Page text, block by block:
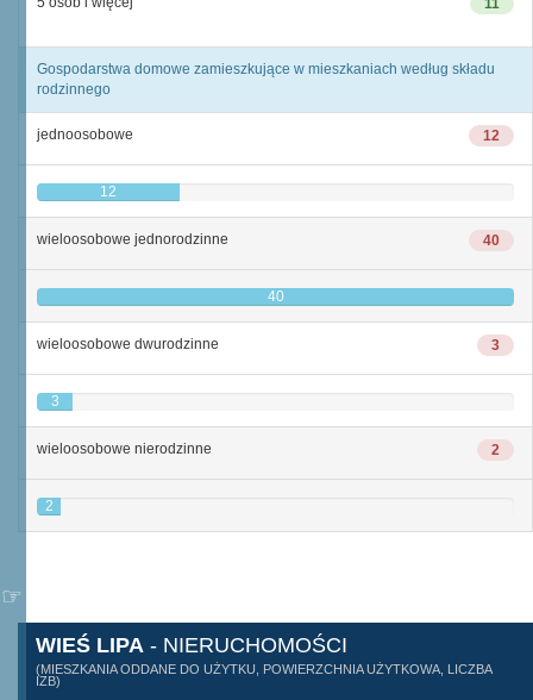
11
Gospodarstwa domowe zamieszkujące w mieszkaniach według składu
rodzinnego
12
jednoosobowe
12
40
wieloosobowe jednorodzinne
40
3
wieloosobowe dwurodzinne
3
2
wieloosobowe nierodzinne
2
WIEŚ LIPA - NIERUCHOMOŚCI
(MIESZKANIA ODDANE DO UŻYTKU, POWIERZCHNIA UŻYTKOWA, LICZBA
IZB)